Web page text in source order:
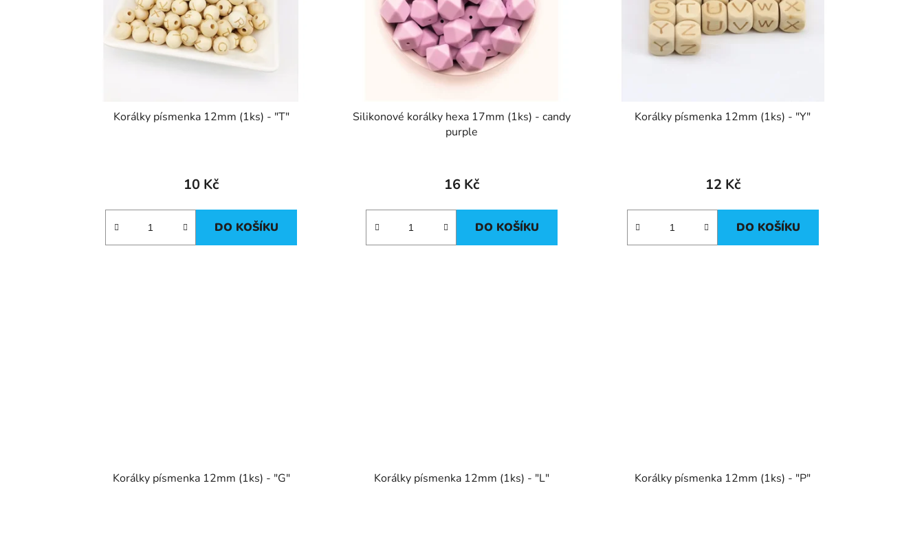
Korálky písmenka 12mm (1ks) - "T"
10 Kč
DO KOŠÍKU
Silikonové korálky hexa 17mm (1ks) - candy
purple
16 Kč
DO KOŠÍKU
Korálky písmenka 12mm (1ks) - "Y"
12 Kč
DO KOŠÍKU
Korálky písmenka 12mm (1ks) - "G" Korálky písmenka 12mm (1ks) - "L" Korálky písmenka 12mm (1ks) - "P"